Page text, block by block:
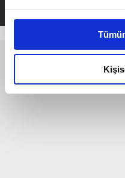
Bu çerezlere izin
daha iyi reklam deneyimi
amacımızın size daha
olduğunu ve sizlere en iyi
elimizden gelen çabayı
reklamların maliyetlerimizi